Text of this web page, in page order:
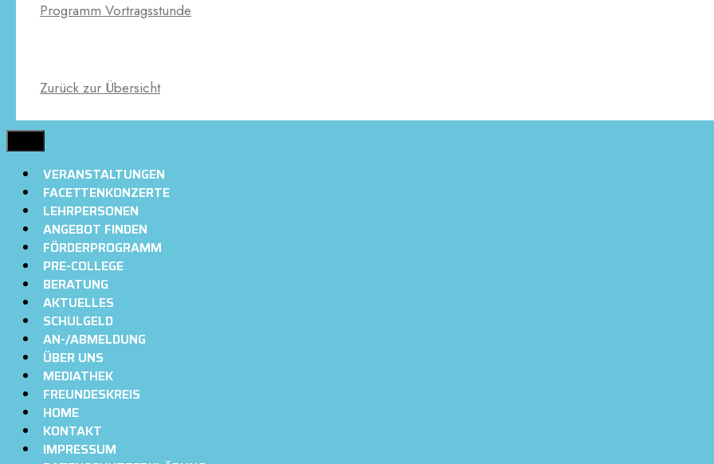
Programm Vortragsstunde
Zurück zur Übersicht
VERANSTALTUNGEN
FACETTENKONZERTE
LEHRPERSONEN
ANGEBOT FINDEN
FÖRDERPROGRAMM
PRE-COLLEGE
BERATUNG
AKTUELLES
SCHULGELD
AN-/ABMELDUNG
ÜBER UNS
MEDIATHEK
FREUNDESKREIS
HOME
KONTAKT
IMPRESSUM